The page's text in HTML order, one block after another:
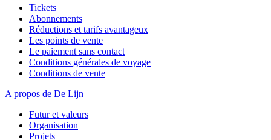
Tickets
Abonnements
Réductions et tarifs avantageux
Les points de vente
Le paiement sans contact
Conditions générales de voyage
Conditions de vente
A propos de De Lijn
Futur et valeurs
Organisation
Projets